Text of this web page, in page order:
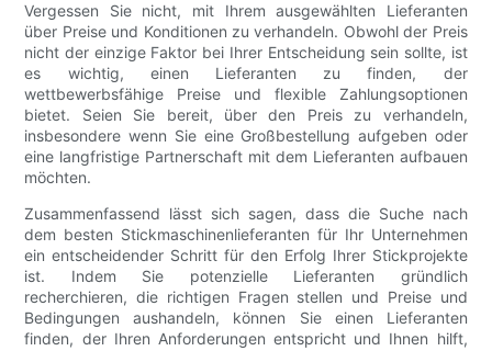
Vergessen Sie nicht, mit Ihrem ausgewählten Lieferanten
über Preise und Konditionen zu verhandeln. Obwohl der Preis
nicht der einzige Faktor bei Ihrer Entscheidung sein sollte, ist
es wichtig, einen Lieferanten zu finden, der
wettbewerbsfähige Preise und flexible Zahlungsoptionen
bietet. Seien Sie bereit, über den Preis zu verhandeln,
insbesondere wenn Sie eine Großbestellung aufgeben oder
eine langfristige Partnerschaft mit dem Lieferanten aufbauen
möchten.
Zusammenfassend lässt sich sagen, dass die Suche nach
dem besten Stickmaschinenlieferanten für Ihr Unternehmen
ein entscheidender Schritt für den Erfolg Ihrer Stickprojekte
ist. Indem Sie potenzielle Lieferanten gründlich
recherchieren, die richtigen Fragen stellen und Preise und
Bedingungen aushandeln, können Sie einen Lieferanten
finden, der Ihren Anforderungen entspricht und Ihnen hilft,